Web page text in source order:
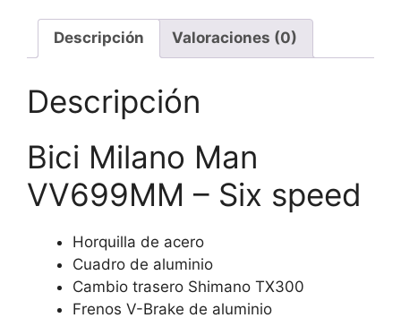
Six
speed
cantidad
Descripción Valoraciones (0)
Descripción
Bici Milano Man
VV699MM – Six speed
Horquilla de acero
Cuadro de aluminio
Cambio trasero Shimano TX300
Frenos V-Brake de aluminio